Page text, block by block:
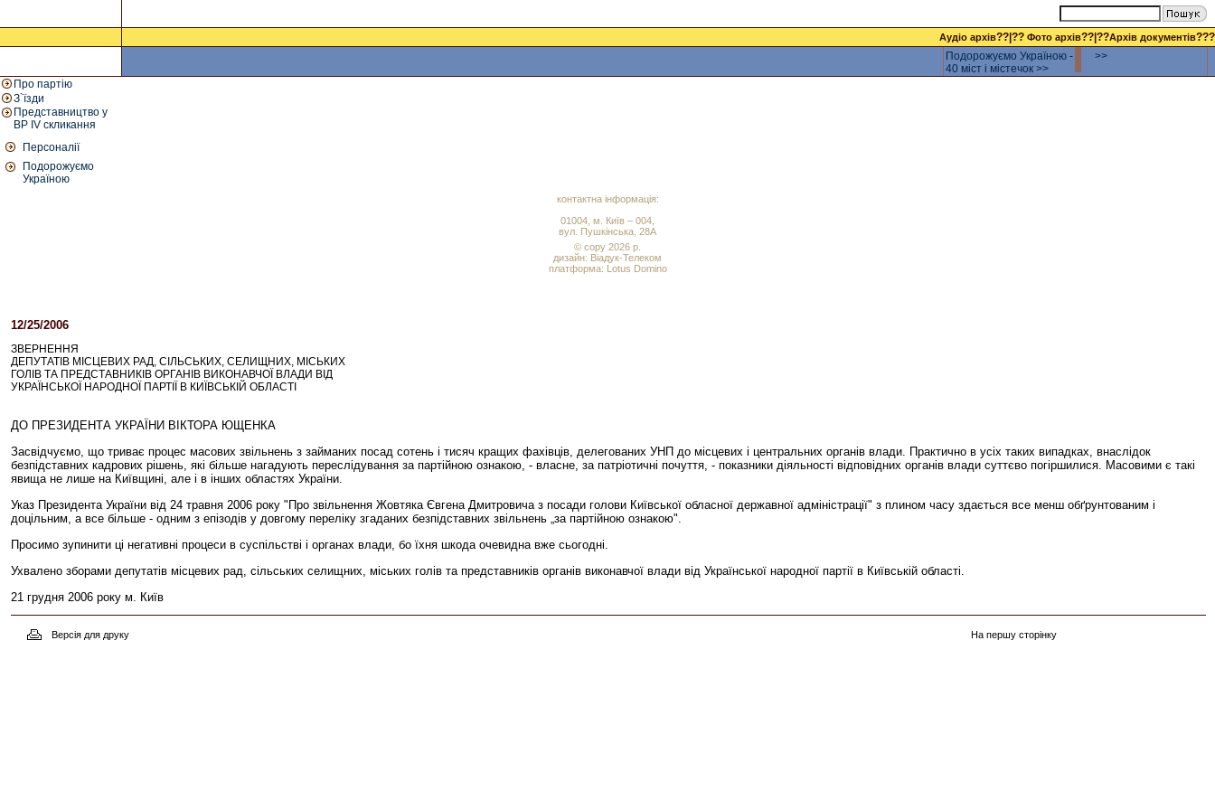
Аудіо архів??|?? Фото архів??|??Архів документів???
Подорожуємо Україною -
40 міст і містечок >>
>>
Про партію
З`їзди
Представництво у
ВР IV скликання
Персоналії
Подорожуємо
Україною
контактна інформація:
01004, м. Київ – 004,
вул. Пушкінська, 28А
© copy 2026 р.
дизайн: Віадук-Телеком
платформа: Lotus Domino
12/25/2006
ЗВЕРНЕННЯ
ДЕПУТАТІВ МІСЦЕВИХ РАД, СІЛЬСЬКИХ, СЕЛИЩНИХ, МІСЬКИХ
ГОЛІВ ТА ПРЕДСТАВНИКІВ ОРГАНІВ ВИКОНАВЧОЇ ВЛАДИ ВІД
УКРАЇНСЬКОЇ НАРОДНОЇ ПАРТІЇ В КИЇВСЬКІЙ ОБЛАСТІ
ДО ПРЕЗИДЕНТА УКРАЇНИ ВІКТОРА ЮЩЕНКА
Засвідчуємо, що триває процес масових звільнень з займаних посад сотень і тисяч кращих фахівців, делегованих УНП до місцевих і центральних органів влади. Практично в усіх таких випадках, внаслідок
безпідставних кадрових рішень, які більше нагадують переслідування за партійною ознакою, - власне, за патріотичні почуття, - показники діяльності відповідних органів влади суттєво погіршилися. Масовими є такі
явища не лише на Київщині, але і в інших областях України.
Указ Президента України від 24 травня 2006 року "Про звільнення Жовтяка Євгена Дмитровича з посади голови Київської обласної державної адміністрації" з плином часу здається все менш обґрунтованим і
доцільним, а все більше - одним з епізодів у довгому переліку згаданих безпідставних звільнень „за партійною ознакою".
Просимо зупинити ці негативні процеси в суспільстві і органах влади, бо їхня шкода очевидна вже сьогодні.
Ухвалено зборами депутатів місцевих рад, сільських селищних, міських голів та представників органів виконавчої влади від Української народної партії в Київській області.
21 грудня 2006 року м. Київ
Версія для друку На першу сторінку